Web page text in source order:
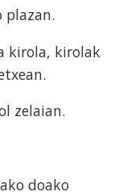
plazan.
kirola, kirolak
zelaian.
doako